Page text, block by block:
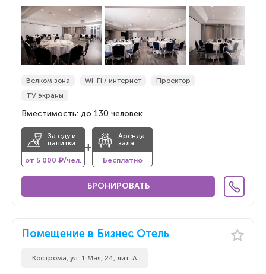
Велком зона Wi-Fi / интернет
Проектор
TV экраны
Вместимость: до 130 человек
За еду и
напитки
от 5 000 ₽/чел.
+
Аренда
зала
Бесплатно
БРОНИРОВАТЬ
Помещение в Бизнес Отель
Кострома, ул. 1 Мая, 24, лит. А